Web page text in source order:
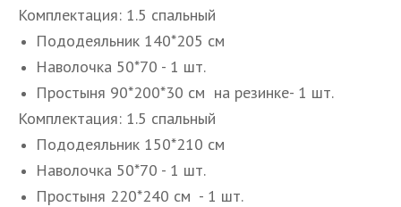
Комплектация: 1.5 спальный
Пододеяльник 140*205 см
Наволочка 50*70 - 1 шт.
Простыня 90*200*30 см на резинке- 1 шт.
Комплектация: 1.5 спальный
Пододеяльник 150*210 см
Наволочка 50*70 - 1 шт.
Простыня 220*240 см - 1 шт.